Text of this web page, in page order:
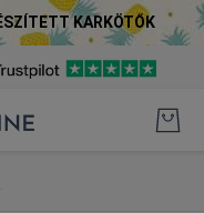
KARKÖTŐK